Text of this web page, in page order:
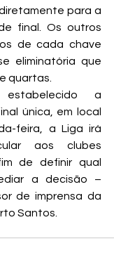
para a
final. Os outros
de cada chave
eliminatória que
quartas.
a
única, em local
feira, a Liga irá
aos clubes
de definir qual
a decisão –
de imprensa da
Santos.